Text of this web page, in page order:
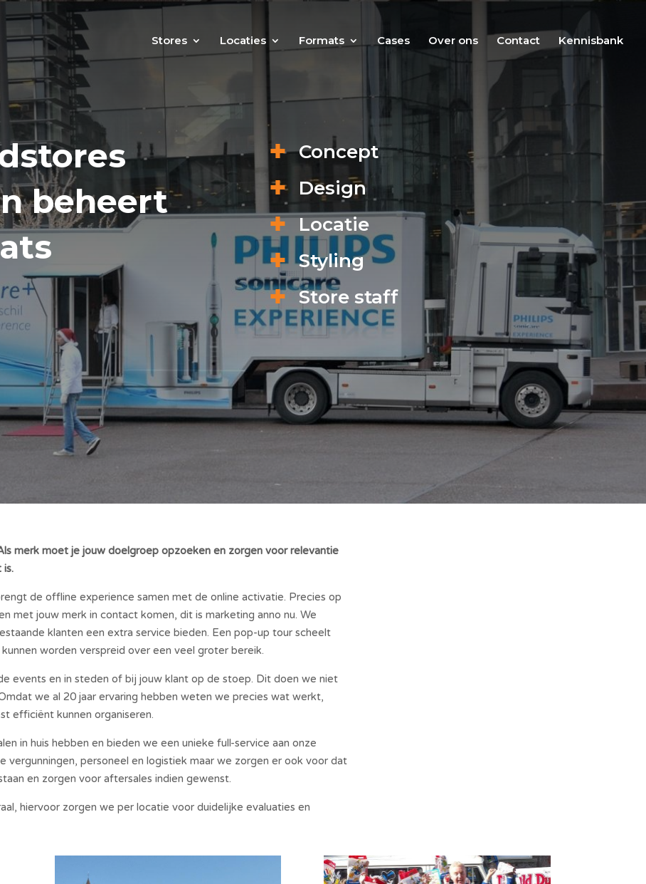
Stores Locaties Formats Cases Over ons Contact Kennisbank
beheert
✚ Concept
✚
Design
✚ Locatie
✚ Styling
✚ Store staff
merk moet je jouw doelgroep opzoeken en zorgen voor relevantie
is.
de offline experience samen met de online activatie. Precies op
met jouw merk in contact komen, dit is marketing anno nu. We
klanten een extra service bieden. Een pop-up tour scheelt
worden verspreid over een veel groter bereik.
events en in steden of bij jouw klant op de stoep. Dit doen we niet
we al 20 jaar ervaring hebben weten we precies wat werkt,
efficiënt kunnen organiseren.
in huis hebben en bieden we een unieke full-service aan onze
vergunningen, personeel en logistiek maar we zorgen er ook voor dat
en zorgen voor aftersales indien gewenst.
hiervoor zorgen we per locatie voor duidelijke evaluaties en